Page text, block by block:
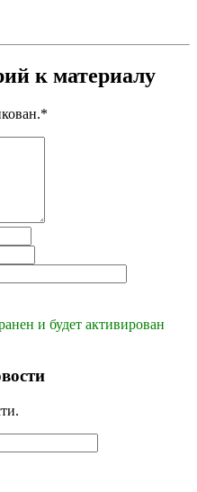
к материалу
*
и будет активирован